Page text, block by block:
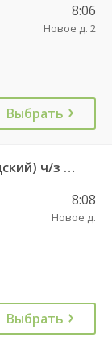
8:06
Новое д. 2
Выбрать
Вологда АВ — Погорелово (Вологодский) ч/з Новый Источник 422
8:08
Новое д.
Выбрать